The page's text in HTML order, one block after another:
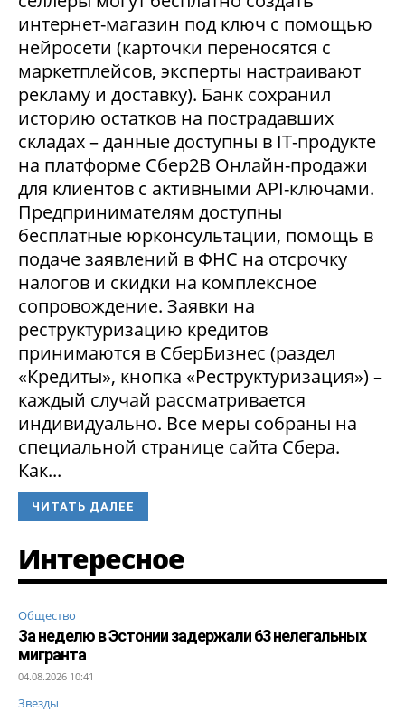
интернет-магазин под ключ с помощью
нейросети (карточки переносятся с
маркетплейсов, эксперты настраивают
рекламу и доставку). Банк сохранил
историю остатков на пострадавших
складах – данные доступны в IT-продукте
на платформе Сбер2В Онлайн-продажи
для клиентов с активными API-ключами.
Предпринимателям доступны
бесплатные юрконсультации, помощь в
подаче заявлений в ФНС на отсрочку
налогов и скидки на комплексное
сопровождение. Заявки на
реструктуризацию кредитов
принимаются в СберБизнес (раздел
«Кредиты», кнопка «Реструктуризация») –
каждый случай рассматривается
индивидуально. Все меры собраны на
специальной странице сайта Сбера.
Как...
ЧИТАТЬ ДАЛЕЕ
Интересное
Общество
За неделю в Эстонии задержали 63 нелегальных
мигранта
04.08.2026 10:41
Звезды